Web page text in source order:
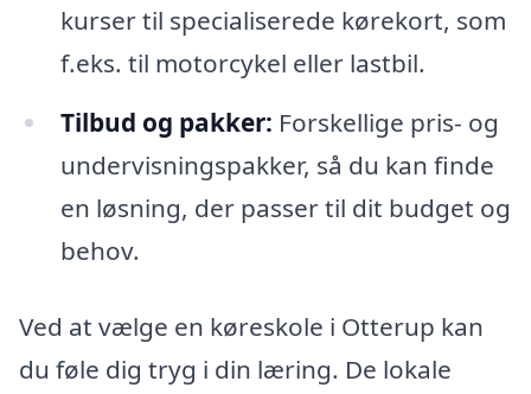
kurser til specialiserede kørekort, som
f.eks. til motorcykel eller lastbil.
Tilbud og pakker: Forskellige pris- og
undervisningspakker, så du kan finde
en løsning, der passer til dit budget og
behov.
Ved at vælge en køreskole i Otterup kan
du føle dig tryg i din læring. De lokale